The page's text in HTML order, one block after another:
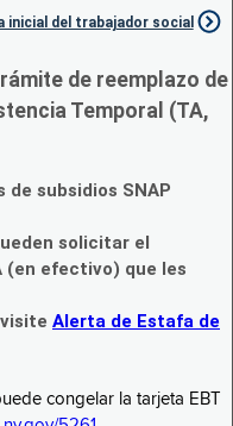
inicial del trabajador social
de reemplazo de
Temporal (TA,
subsidios SNAP
solicitar el
(en efectivo) que les
Alerta de Estafa de
congelar la tarjeta EBT